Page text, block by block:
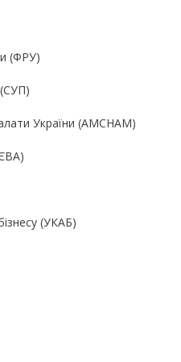
(ФРУ)
(СУП)
України (AMCHAM)
(УКАБ)